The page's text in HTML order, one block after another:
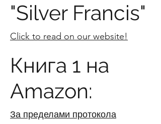
"Silver Francis"
Click to read on our website!
Книга 1 на
Amazon:
За пределами протокола